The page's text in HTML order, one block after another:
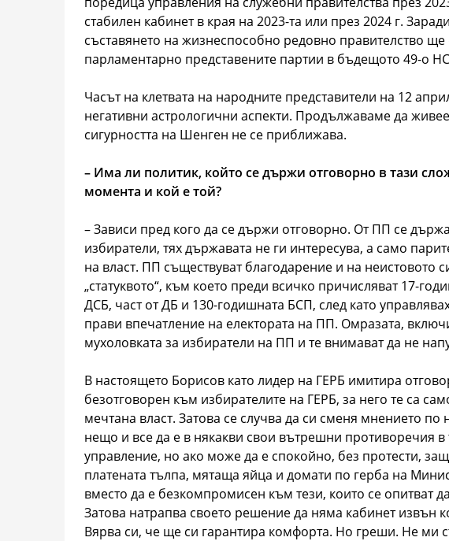
стабилен кабинет в края на 2023-та или през 2024 г.
съставянето на жизнеспособно редовно правителство
парламентарно представените партии в бъдещото 49-о
Часът на клетвата на народните представители на 12
негативни астрологични аспекти. Продължаваме да
сигурността на Шенген не се приближава.
– Има ли политик, който се държи отговорно в тази
момента и кой е той?
– Зависи пред кого да се държи отговорно. От ПП се
избиратели, тях държавата не ги интересува, а само
на власт. ПП съществуват благодарение и на неистовото
„статуквото“, към което преди всичко причисляват 17-
ДСБ, част от ДБ и 130-годишната БСП, след като
прави впечатление на електората на ПП. Омразата,
мухоловката за избиратели на ПП и те внимават да не
В настоящето Борисов като лидер на ГЕРБ имитира
безотговорен към избирателите на ГЕРБ, за него те са
мечтана власт. Затова се случва да си сменя мнението
нещо и все да е в някакви свои вътрешни противоречия
управление, но ако може да е спокойно, без протести,
платената тълпа, мятаща яйца и домати по герба на
вместо да е безкомпромисен към тези, които се опитват
Затова натрапва своето решение да няма кабинет
Вярва си, че ще си гарантира комфорта. Но греши. Не ми